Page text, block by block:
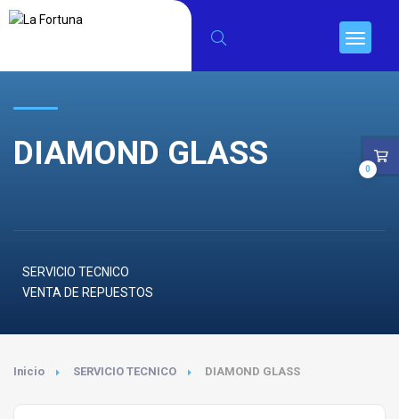
DIAMOND GLASS
SERVICIO TECNICO
VENTA DE REPUESTOS
Inicio SERVICIO TECNICO DIAMOND GLASS
0